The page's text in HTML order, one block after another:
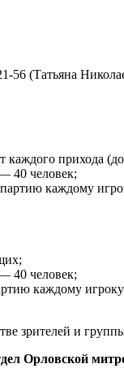
(Татьяна
прихода
40 человек;
каждому
40 человек;
каждому
зрителей и
Орловской